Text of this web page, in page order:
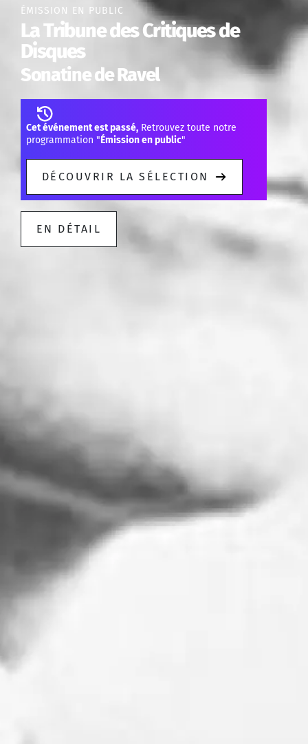
ÉMISSION EN PUBLIC
La Tribune des Critiques de
Disques
Sonatine de Ravel
Cet événement est passé, Retrouvez toute notre
programmation "Émission en public"
DÉCOUVRIR LA SÉLECTION
EN DÉTAIL